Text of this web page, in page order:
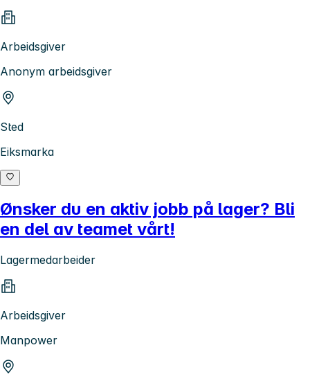
Arbeidsgiver
Anonym arbeidsgiver
Sted
Eiksmarka
Ønsker du en aktiv jobb på lager? Bli
en del av teamet vårt!
Lagermedarbeider
Arbeidsgiver
Manpower